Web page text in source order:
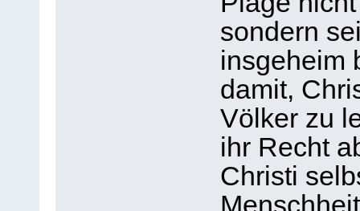
sondern
insgeheim
damit,
Völker zu
ihr Recht
Christi